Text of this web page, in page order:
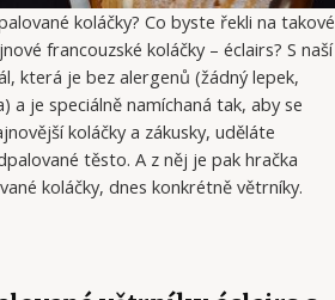
koláčky? Co byste řekli na takové
francouzské koláčky – éclairs? S naší
která je bez alergenů (žádný lepek,
a je speciálně namíchaná tak, aby se
koláčky a zákusky, uděláte
těsto. A z něj je pak hračka
koláčky, dnes konkrétně větrníky.